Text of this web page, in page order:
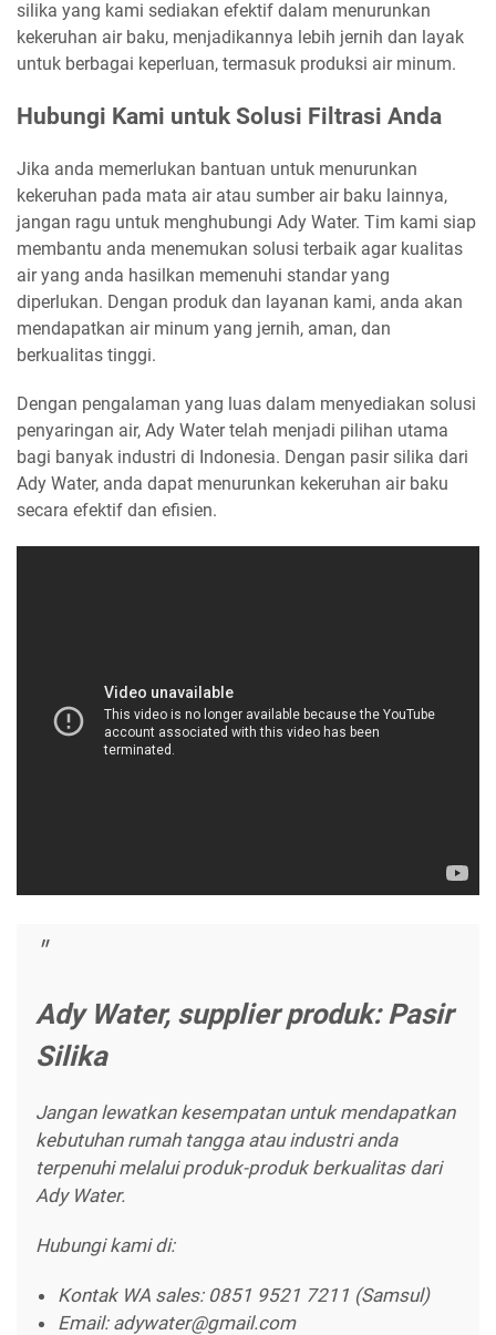
silika yang kami sediakan efektif dalam menurunkan
kekeruhan air baku, menjadikannya lebih jernih dan layak
untuk berbagai keperluan, termasuk produksi air minum.
Hubungi Kami untuk Solusi Filtrasi Anda
Jika anda memerlukan bantuan untuk menurunkan
kekeruhan pada mata air atau sumber air baku lainnya,
jangan ragu untuk menghubungi Ady Water. Tim kami siap
membantu anda menemukan solusi terbaik agar kualitas
air yang anda hasilkan memenuhi standar yang
diperlukan. Dengan produk dan layanan kami, anda akan
mendapatkan air minum yang jernih, aman, dan
berkualitas tinggi.
Dengan pengalaman yang luas dalam menyediakan solusi
penyaringan air, Ady Water telah menjadi pilihan utama
bagi banyak industri di Indonesia. Dengan pasir silika dari
Ady Water, anda dapat menurunkan kekeruhan air baku
secara efektif dan efisien.
Ady Water, supplier produk: Pasir
Silika
Jangan lewatkan kesempatan untuk mendapatkan
kebutuhan rumah tangga atau industri anda
terpenuhi melalui produk-produk berkualitas dari
Ady Water.
Hubungi kami di:
Kontak WA sales: 0851 9521 7211 (Samsul)
Email: adywater@gmail.com